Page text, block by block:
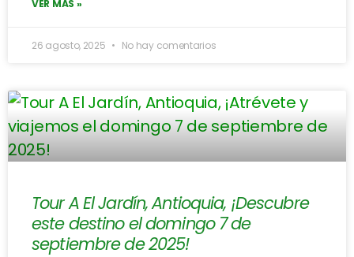
VER MÁS »
26 agosto, 2025 No hay comentarios
Tour A El Jardín, Antioquia, ¡Descubre
este destino el domingo 7 de
septiembre de 2025!